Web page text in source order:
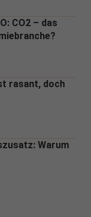
CO2 – das
rasant, doch
Warum